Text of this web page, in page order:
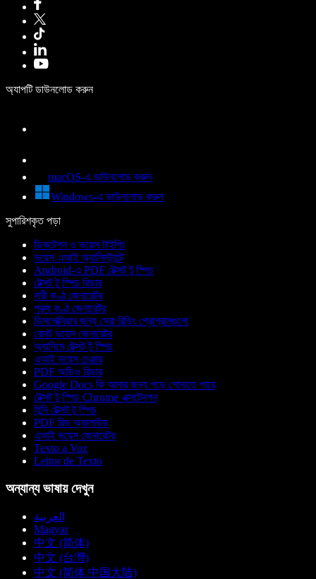
অ্যাপটি ডাউনলোড করুন
macOS-এ ডাউনলোড করুন
Windows-এ ডাউনলোড করুন
সুপারিশকৃত পড়া
ডিকটেশন ও ভয়েস টাইপিং
ভয়েস এআই অ্যাসিস্ট্যান্ট
Android-এ PDF টেক্সট টু স্পিচ
টেক্সট টু স্পিচ রিডার
নারী কণ্ঠ জেনারেটর
পুরুষ কণ্ঠ জেনারেটর
ডিসলেক্সিয়ার জন্য সেরা রিডিং প্রোগ্রামগুলো
রোবট ভয়েস জেনারেটর
অ্যানিমে টেক্সট টু স্পিচ
এআই ভয়েস চেঞ্জার
PDF অডিও রিডার
Google Docs কি আমার জন্য পড়ে শোনাতে পারে
টেক্সট টু স্পিচ Chrome এক্সটেনশন
হিন্দি টেক্সট টু স্পিচ
PDF রিড অ্যালাউড
এআই ভয়েস জেনারেটর
Texto a Voz
Leitor de Texto
অন্যান্য ভাষায় দেখুন
العربية
Magyar
中文 (简体)
中文 (台灣)
中文 (简体 中国大陆)